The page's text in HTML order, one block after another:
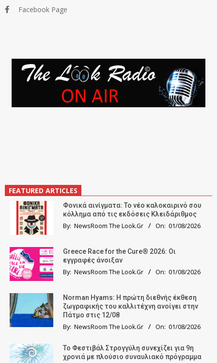
Facebook Page
FEATURED ARTICLES
Φονικά αινίγματα: Το νέο καλοκαιρινό σου
κόλλημα από τις εκδόσεις Κλειδάριθμος
By: NewsRoom The Look.Gr On: 01/08/2026
Greece Race for the Cure® 2026: Οι
εγγραφές άνοιξαν
By: NewsRoom The Look.Gr On: 01/08/2026
Norman Hyams: Η πρώτη διεθνής έκθεση
ζωγραφικής του καλλιτέχνη ανοίγει στην
Πάτμο στις 12/08
By: NewsRoom The Look.Gr On: 01/08/2026
Το Φεστιβάλ Στρογγύλη συνεχίζει για 9η
χρονιά με πλούσιο συναυλιακό πρόγραμμα